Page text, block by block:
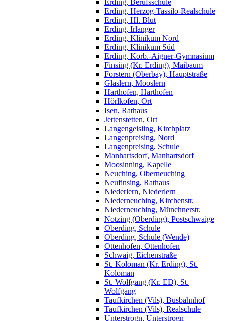
Erding, Berufsschule
Erding, Herzog-Tassilo-Realschule
Erding, Hl. Blut
Erding, Irlanger
Erding, Klinikum Nord
Erding, Klinikum Süd
Erding, Korb.-Aigner-Gymnasium
Finsing (Kr. Erding), Maibaum
Forstern (Oberbay), Hauptstraße
Glaslern, Mooslern
Harthofen, Harthofen
Hörlkofen, Ort
Isen, Rathaus
Jettenstetten, Ort
Langengeisling, Kirchplatz
Langenpreising, Nord
Langenpreising, Schule
Manhartsdorf, Manhartsdorf
Moosinning, Kapelle
Neuching, Oberneuching
Neufinsing, Rathaus
Niederlern, Niederlern
Niederneuching, Kirchenstr.
Niederneuching, Münchnerstr.
Notzing (Oberding), Postschwaige
Oberding, Schule
Oberding, Schule (Wende)
Ottenhofen, Ottenhofen
Schwaig, Eichenstraße
St. Koloman (Kr. Erding), St.
Koloman
St. Wolfgang (Kr. ED), St.
Wolfgang
Taufkirchen (Vils), Busbahnhof
Taufkirchen (Vils), Realschule
Unterstrogn, Unterstrogn